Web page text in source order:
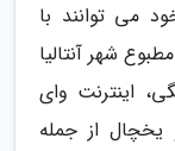
می توانند با
شهر آنتالیا
اینترنت وای
یخچال از جمله